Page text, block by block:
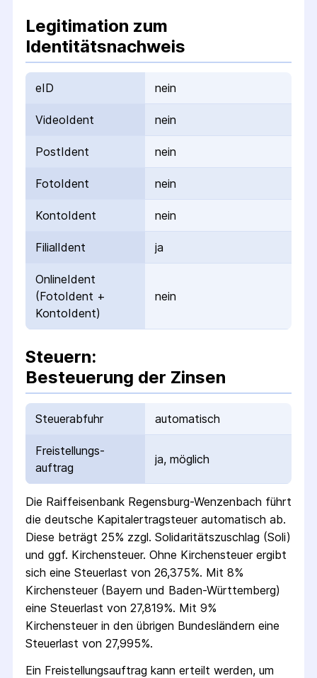
Legitimation zum
Identitätsnachweis
eID nein
VideoIdent nein
PostIdent nein
FotoIdent nein
KontoIdent nein
FilialIdent ja
OnlineIdent
(FotoIdent +
KontoIdent)
nein
Steuern:
Besteuerung der Zinsen
Steuerabfuhr automatisch
Freistellungs­
auftrag
ja, möglich
Die Raiffeisenbank Regensburg-Wenzenbach führt
die deutsche Kapital­ertrag­steuer automatisch ab.
Diese beträgt 25% zzgl. Solidaritäts­zuschlag (Soli)
und ggf. Kirchensteuer. Ohne Kirchensteuer ergibt
sich eine Steuerlast von 26,375%. Mit 8%
Kirchensteuer (Bayern und Baden-Württemberg)
eine Steuerlast von 27,819%. Mit 9%
Kirchensteuer in den übrigen Bundesländern eine
Steuerlast von 27,995%.
Ein Freistellungs­auftrag kann erteilt werden, um